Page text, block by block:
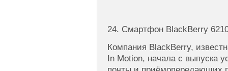
24. Смартфон BlackBerry
Компания BlackBerry,
In Motion, начала с выпуска